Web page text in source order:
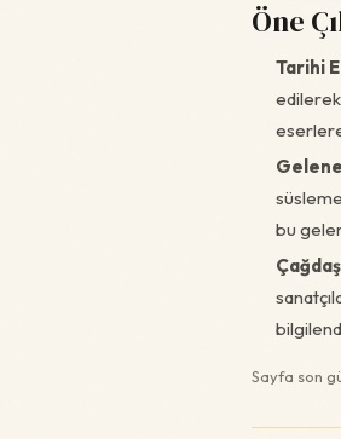
Öne
Tarihi
bu
Sayfa son